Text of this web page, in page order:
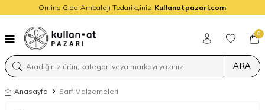
Online Gıda Ambalajı Tedarikçiniz Kullanatpazari.com
ARA
0
Anasayfa Sarf Malzemeleri